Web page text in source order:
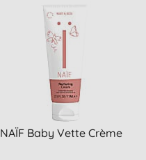
NAÏF Baby Vette Crème